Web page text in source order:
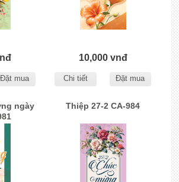
Đặt mua
10,000 vnđ
Chi tiết Đặt mua
ngày
Thiệp 27-2 CA-984